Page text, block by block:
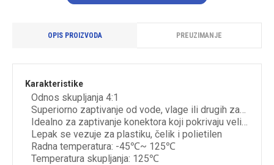
OPIS PROIZVODA PREUZIMANJE
Karakteristike
Odnos skupljanja 4:1
Superiorno zaptivanje od vode, vlage ili drugih zagađivača
Idealno za zaptivanje konektora koji pokrivaju velike razlike u prečniku
Lepak se vezuje za plastiku, čelik i polietilen
Radna temperatura: -45℃~ 125℃
Temperatura skupljanja: 125℃